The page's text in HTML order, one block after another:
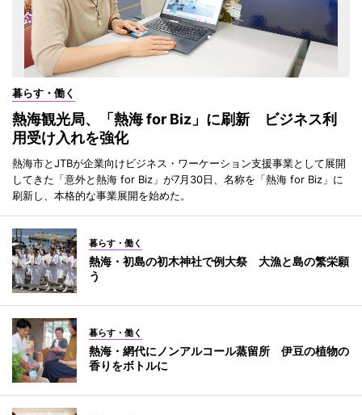
暮らす・働く
熱海観光局、「熱海 for Biz」に刷新 ビジネス利
用受け入れを強化
熱海市とJTBが企業向けビジネス・ワーケーション支援事業として展開
してきた「意外と熱海 for Biz」が7月30日、名称を「熱海 for Biz」に
刷新し、本格的な事業展開を始めた。
暮らす・働く
熱海・初島の初木神社で例大祭 大漁と島の繁栄願
う
暮らす・働く
熱海・網代にノンアルコール蒸留所 伊豆の植物の
香りをボトルに